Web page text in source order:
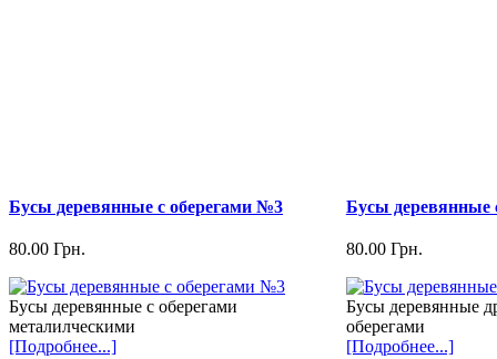
Бусы деревянные с оберегами №3
80.00 Грн.
Бусы деревянные с оберегами
металилческими
[Подробнее...]
Бусы деревянные
80.00 Грн.
Бусы деревянные
оберегами
[Подробнее...]